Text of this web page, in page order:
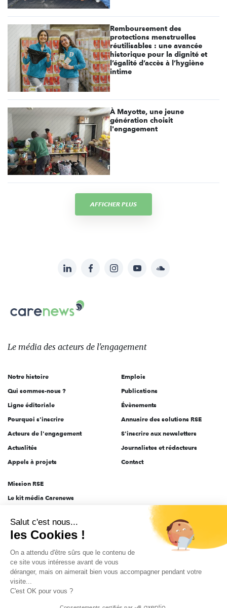
Remboursement des
protections menstruelles
réutilisables : une avancée
historique pour la dignité et
l’égalité d’accès à l’hygiène
intime
À Mayotte, une jeune
génération choisit
l'engagement
AFFICHER PLUS
sur:
LinkedInFacebookInstagramYouTubeSoundcloud
Carenews,
Le
des
l'engagement
Le média des acteurs de l'engagement
Notre histoire
Qui sommes-nous ?
Ligne éditoriale
Pourquoi s'inscrire
Acteurs de l'engagement
Actualités
Appels à projets
Emplois
Publications
Évènements
Annuaire des solutions RSE
S'inscrire aux newsletters
Journalistes et rédacteurs
Contact
Mission RSE
Le kit média Carenews
AEF info
Novethic
PRODURABLE
Inclusiv Day
Données personnelles Mentions légales 2025-2026 Tout droits réservés
Salut c'est nous...
les Cookies !
On a attendu d'être sûrs que le contenu de
ce site vous intéresse avant de vous
déranger, mais on aimerait bien vous accompagner pendant votre
visite...
C'est OK pour vous ?